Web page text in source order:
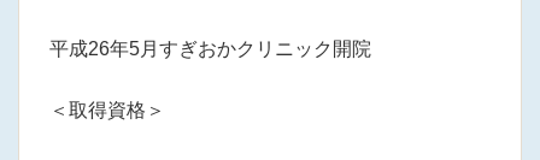
平成26年5月すぎおかクリニック開院
＜取得資格＞